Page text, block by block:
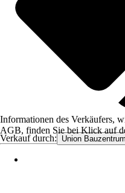
Verkauf durch: Union
Informationen des Verkäufers,
AGB, finden Sie bei Klick auf